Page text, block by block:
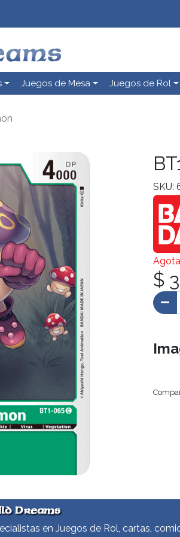
Juegos de Mesa Juegos de Rol
SKU:
$
Dreams
en Juegos de Rol, cartas,